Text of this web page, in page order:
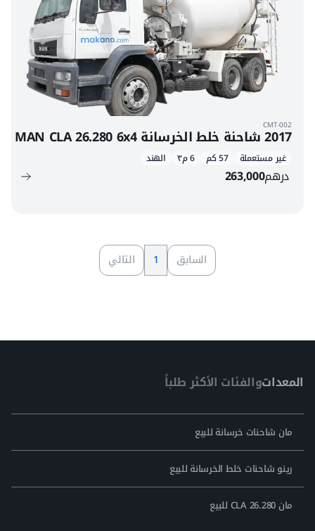
CMT-002
2017 شاحنة خلط الخرسانة MAN CLA 26.280 6x4
غير مستعملة 57 كم 6 م٣ الهند
درهم263,000
السابق 1 التالي
المعداتوالفئات الأكثر طلباً
مان شاحنات خرسانة للبيع
رينو شاحنات خلط الخرسانة للبيع
مان CLA 26.280 للبيع